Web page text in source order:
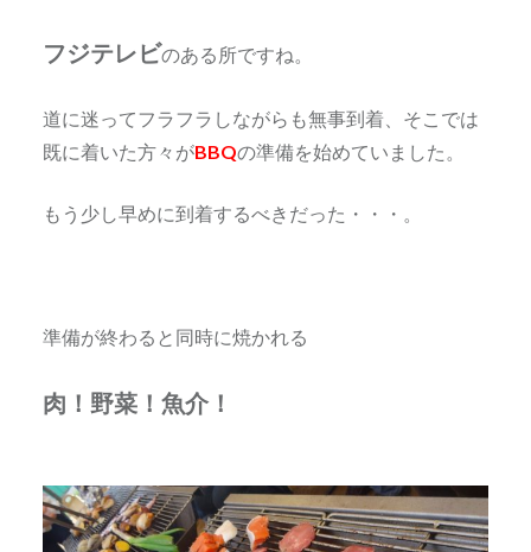
フジテレビのある所ですね。
道に迷ってフラフラしながらも無事到着、そこでは
既に着いた方々がBBQの準備を始めていました。
もう少し早めに到着するべきだった・・・。
準備が終わると同時に焼かれる
肉！野菜！魚介！